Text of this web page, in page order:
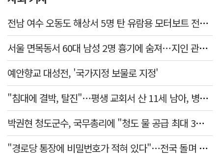
전남 여수 오동도 해상서 5명 탄 유람용 모터보트 전복…2명 숨져
서울 면목동서 60대 남성 2명 흉기에 숨져…지인 관계로 추정
예안향교 대성전, '국가지정 보물로 지정'
"침대에 결박, 탈진"…평생 교회서 산 11세 남아, 병원 이송 끝 숨져
박권현 청도군수, 국무총리에 "청도 물 공급 최대 3만t 늘려달라"
"경로당 통장에 비밀번호가 적혀 있다"…전국 돌며 경로당 13곳 턴 30대 구속